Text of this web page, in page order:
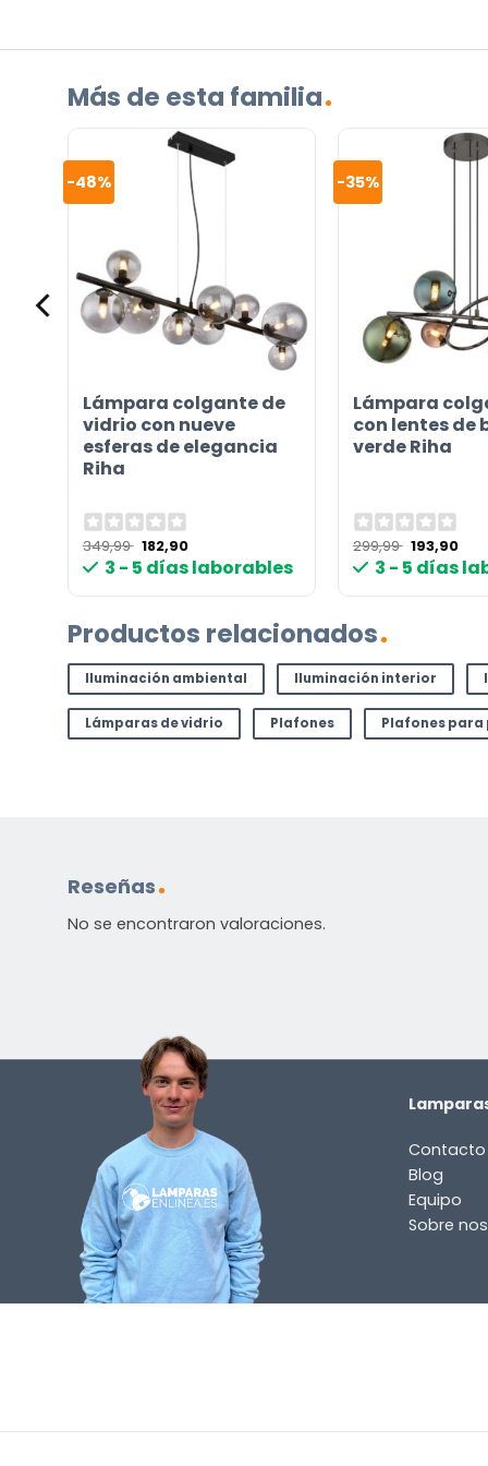
Más de esta familia
-48%
Lámpara colgante de
vidrio con nueve
esferas de elegancia
Riha
349,99 El
precio
original
182,90
precio
actual
3 - 5 días laborables
-35%
Lámpara
con lentes de
verde Riha
299,99 El
precio
original
193,90
3 - 5 días
Productos relacionados
Iluminación ambiental Iluminación interior
Lámparas de vidrio Plafones Plafones para
Reseñas
No se encontraron valoraciones.
Contacto
Blog
Equipo
Sobre